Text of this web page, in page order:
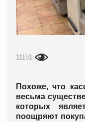
11151
Похоже, что
весьма
которых
поощряют